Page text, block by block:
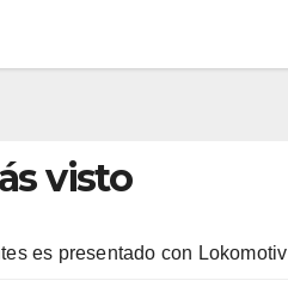
visto
es presentado con Lokomotiv